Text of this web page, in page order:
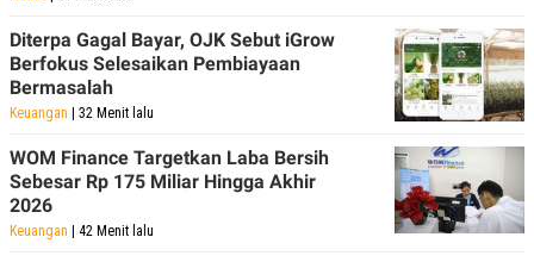
Diterpa Gagal Bayar, OJK Sebut iGrow
Berfokus Selesaikan Pembiayaan
Bermasalah
Keuangan | 32 Menit lalu
WOM Finance Targetkan Laba Bersih
Sebesar Rp 175 Miliar Hingga Akhir
2026
Keuangan | 42 Menit lalu